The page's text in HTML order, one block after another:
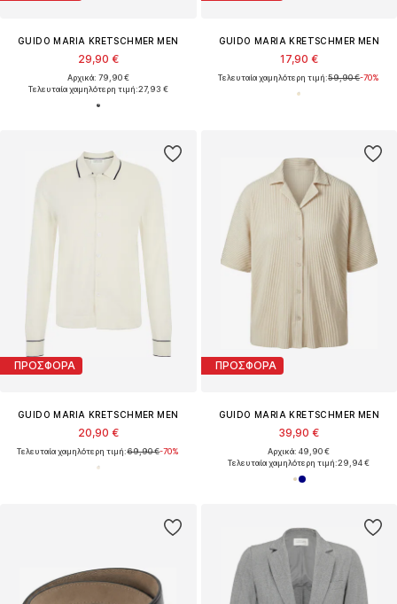
GUIDO MARIA KRETSCHMER MEN
29,90 €
Αρχικά: 79,90 €
Τελευταία χαμηλότερη τιμή:27,93 €
GUIDO MARIA KRETSCHMER MEN
17,90 €
Τελευταία χαμηλότερη τιμή:59,90 €-70%
ΠΡΟΣΦΟΡΑ
GUIDO MARIA KRETSCHMER MEN
20,90 €
Τελευταία χαμηλότερη τιμή:69,90 €-70%
ΠΡΟΣΦΟΡΑ
GUIDO MARIA KRETSCHMER MEN
39,90 €
Αρχικά: 49,90 €
Τελευταία χαμηλότερη τιμή:29,94 €